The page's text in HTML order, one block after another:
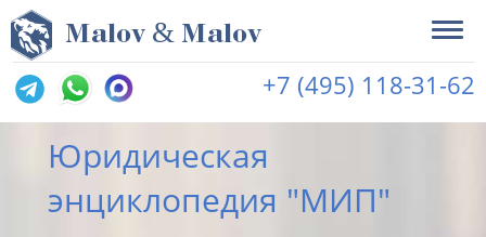
Malov & Malov
+7 (495) 118-31-62
Юридическая
энциклопедия "МИП"